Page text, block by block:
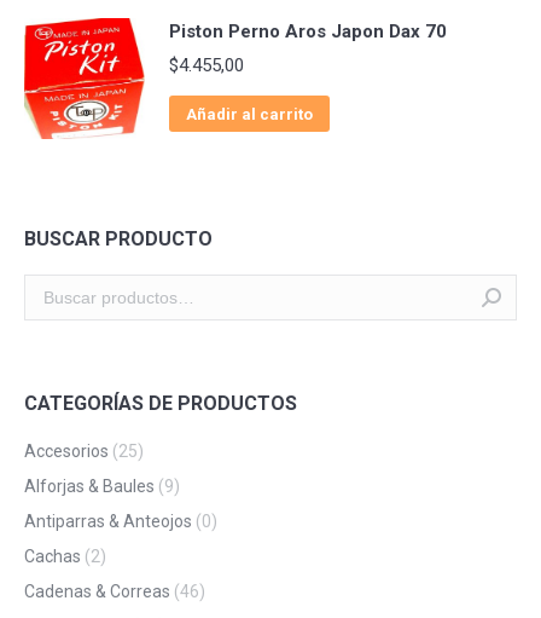
Piston Perno Aros Japon Dax 70
$4.455,00
Añadir al carrito
BUSCAR PRODUCTO
CATEGORÍAS DE PRODUCTOS
Accesorios (25)
Alforjas & Baules (9)
Antiparras & Anteojos (0)
Cachas (2)
Cadenas & Correas (46)